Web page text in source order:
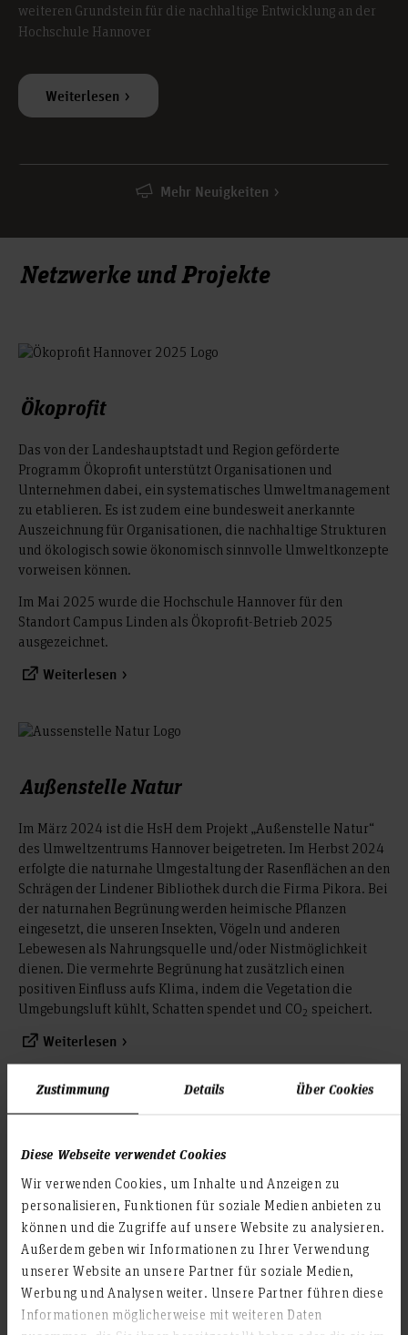
Zustimmung Details Über Cookies
Diese Webseite verwendet Cookies
Wir verwenden Cookies, um Inhalte und Anzeigen zu
personalisieren, Funktionen für soziale Medien anbieten zu
können und die Zugriffe auf unsere Website zu analysieren.
Außerdem geben wir Informationen zu Ihrer Verwendung
unserer Website an unsere Partner für soziale Medien,
Werbung und Analysen weiter. Unsere Partner führen diese
Informationen möglicherweise mit weiteren Daten
weiteren Grundstein für die nachhaltige Entwicklung an der
Hochschule Hannover
Weiterlesen
Mehr Neuigkeiten
Netzwerke und Projekte
Ökoprofit
Das von der Landeshauptstadt und Region geförderte
Programm Ökoprofit unterstützt Organisationen und
Unternehmen dabei, ein systematisches Umweltmanagement
zu etablieren. Es ist zudem eine bundesweit anerkannte
Auszeichnung für Organisationen, die nachhaltige Strukturen
und ökologisch sowie ökonomisch sinnvolle Umweltkonzepte
vorweisen können.
Im Mai 2025 wurde die Hochschule Hannover für den
Standort Campus Linden als Ökoprofit-Betrieb 2025
ausgezeichnet.
Weiterlesen
Außenstelle Natur
Im März 2024 ist die HsH dem Projekt „Außenstelle Natur“
des Umweltzentrums Hannover beigetreten. Im Herbst 2024
erfolgte die naturnahe Umgestaltung der Rasenflächen an den
Schrägen der Lindener Bibliothek durch die Firma Pikora. Bei
der naturnahen Begrünung werden heimische Pflanzen
eingesetzt, die unseren Insekten, Vögeln und anderen
Lebewesen als Nahrungsquelle und/oder Nistmöglichkeit
dienen. Die vermehrte Begrünung hat zusätzlich einen
positiven Einfluss aufs Klima, indem die Vegetation die
Umgebungsluft kühlt, Schatten spendet und CO2 speichert.
Weiterlesen
Klimabündnis
Bis 2035 treibhausgasneutral werden: Bei der Verfolgung
dieses Ziels liefert die Klimaschutzagentur als Tochter der
Region Hannover Unterstützung. Teil des Programms ist die
Erstellung einer Treibhausgasbilanz sowie die Beratung und
die Erarbeitung von Maßnahmen, um die
Treibhausgasemissionen drastisch zu reduzieren und einen
nachhaltigen Lebensraum für zukünftige Generationen zu